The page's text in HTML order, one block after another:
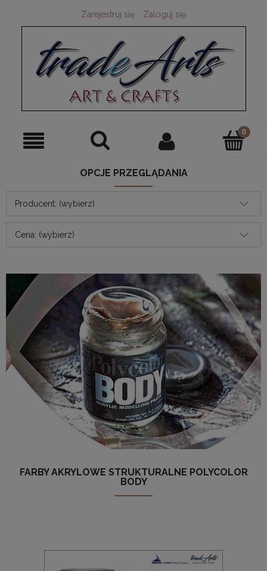
Zarejestruj się Zaloguj się
OPCJE PRZEGLĄDANIA
Producent: (wybierz)
Cena: (wybierz)
FARBY AKRYLOWE STRUKTURALNE POLYCOLOR
BODY